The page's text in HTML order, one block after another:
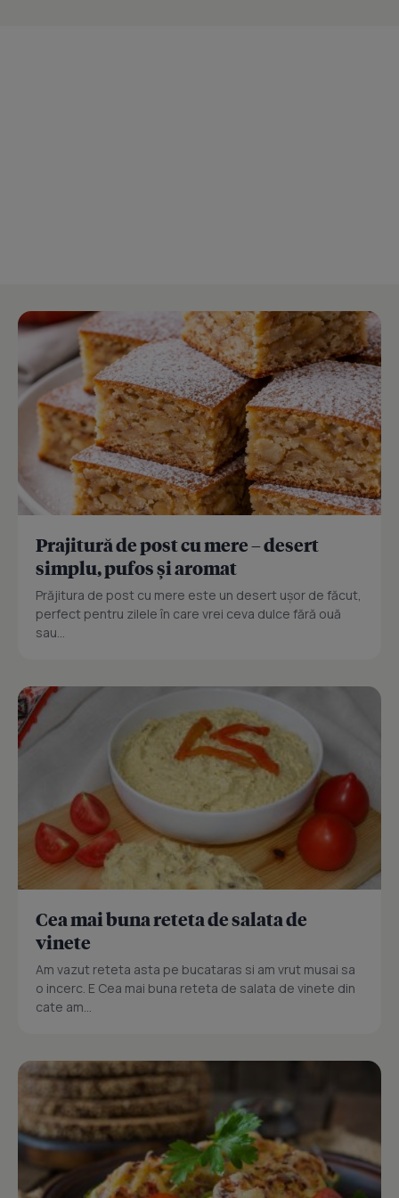
Prajitură de post cu mere – desert
simplu, pufos și aromat
Prăjitura de post cu mere este un desert ușor de făcut,
perfect pentru zilele în care vrei ceva dulce fără ouă
sau...
Cea mai buna reteta de salata de
vinete
Am vazut reteta asta pe bucataras si am vrut musai sa
o incerc. E Cea mai buna reteta de salata de vinete din
cate am...